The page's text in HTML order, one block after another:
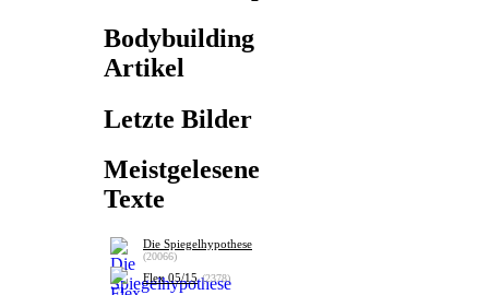
Bodybuilding
Artikel
Letzte Bilder
Meistgelesene
Texte
Die Spiegelhypothese
(20066)
Flex 05/15 (2378)